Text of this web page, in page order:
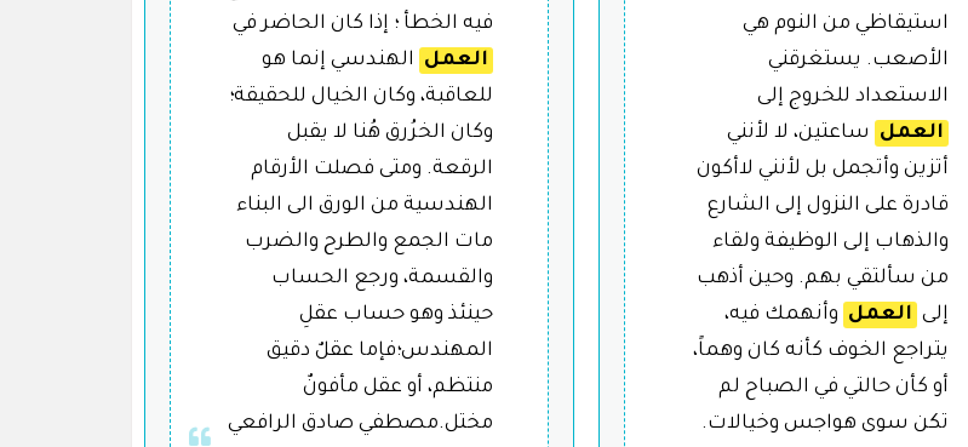
استيقاظي من النوم هي
الأصعب. يستغرقني
الاستعداد للخروج إلى
العمل
ساعتين، لا لأنني
أتزين وأتجمل بل لأنني لاأكون
قادرة على النزول إلى الشارع
والذهاب إلى الوظيفة ولقاء
من سألتقي بهم. وحين أذهب
إلى العمل وأنهمك فيه،
يتراجع الخوف كأنه كان وهماً،
أو كأن حالتي في الصباح لم
تكن سوى هواجس وخيالات.
فيه الخطأ ؛ إذا كان الحاضر في
العمل
الهندسي إنما هو
للعاقبة، وكان الخيال للحقيقة؛
وكان الخرُرق هُنا لا يقبل
الرقعة. ومتى فصلت الأرقام
الهندسية من الورق الى البناء
مات الجمع والطرح والضرب
والقسمة، ورجع الحساب
حينئذ وهو حساب عقلِ
المهندس؛فإما عقلٌ دقيق
منتظم، أو عقل مأفونٌ
مختل.مصطفي صادق الرافعي